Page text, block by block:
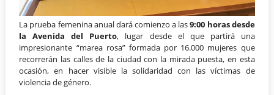
La prueba femenina anual dará comienzo a las9:00 horas desde
la Avenida del Puerto, lugar desde el que partirá una
impresionante “marea rosa” formada por 16.000 mujeres que
recorrerán las calles de la ciudad con la mirada puesta, en esta
ocasión, en hacer visible la solidaridad con las víctimas de
violencia de género.